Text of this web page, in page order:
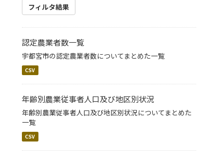
フィルタ結果
認定農業者数一覧
宇都宮市の認定農業者数についてまとめた一覧
CSV
年齢別農業従事者人口及び地区別状況
年齢別農業従事者人口及び地区別状況についてまとめた
一覧
CSV